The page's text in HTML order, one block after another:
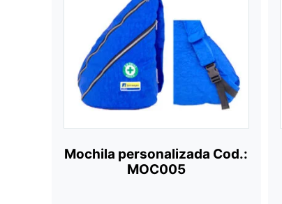
Mochila personalizada Cod.:
MOC005